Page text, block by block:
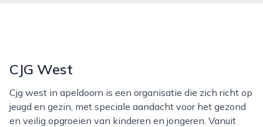
CJG West
Cjg west in apeldoorn is een organisatie die zich richt op
jeugd en gezin, met speciale aandacht voor het gezond
en veilig opgroeien van kinderen en jongeren. Vanuit